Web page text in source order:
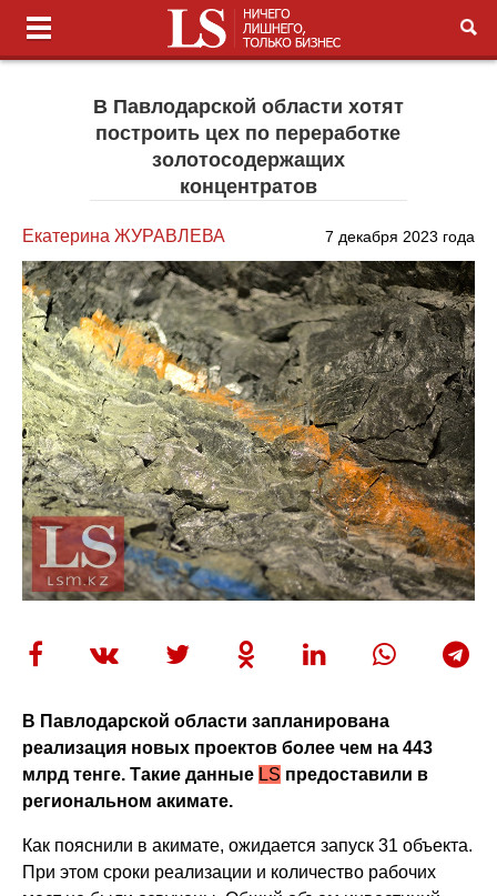
В Павлодарской области хотят
построить цех по переработке
золотосодержащих
концентратов
Екатерина ЖУРАВЛЕВА 7 декабря 2023 года
В Павлодарской области запланирована
реализация новых проектов более чем на 443
млрд тенге. Такие данные LS предоставили в
региональном акимате.
Как пояснили в акимате, ожидается запуск 31 объекта.
При этом сроки реализации и количество рабочих